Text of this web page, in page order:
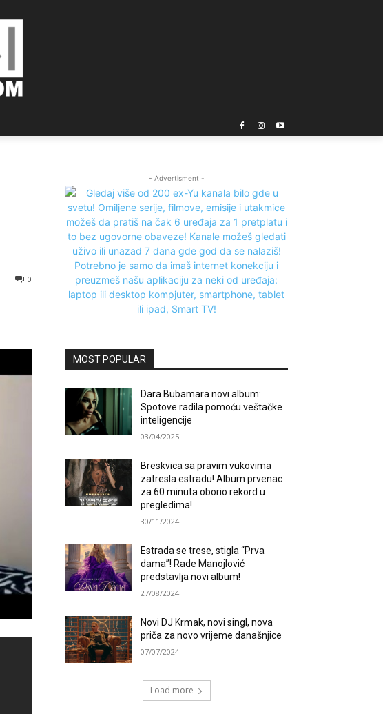
0
- Advertisment -
MOST POPULAR
Dara Bubamara novi album:
Spotove radila pomoću veštačke
inteligencije
03/04/2025
Breskvica sa pravim vukovima
zatresla estradu! Album prvenac
za 60 minuta oborio rekord u
pregledima!
30/11/2024
Estrada se trese, stigla “Prva
dama”! Rade Manojlović
predstavlja novi album!
27/08/2024
Novi DJ Krmak, novi singl, nova
priča za novo vrijeme današnjice
07/07/2024
Load more